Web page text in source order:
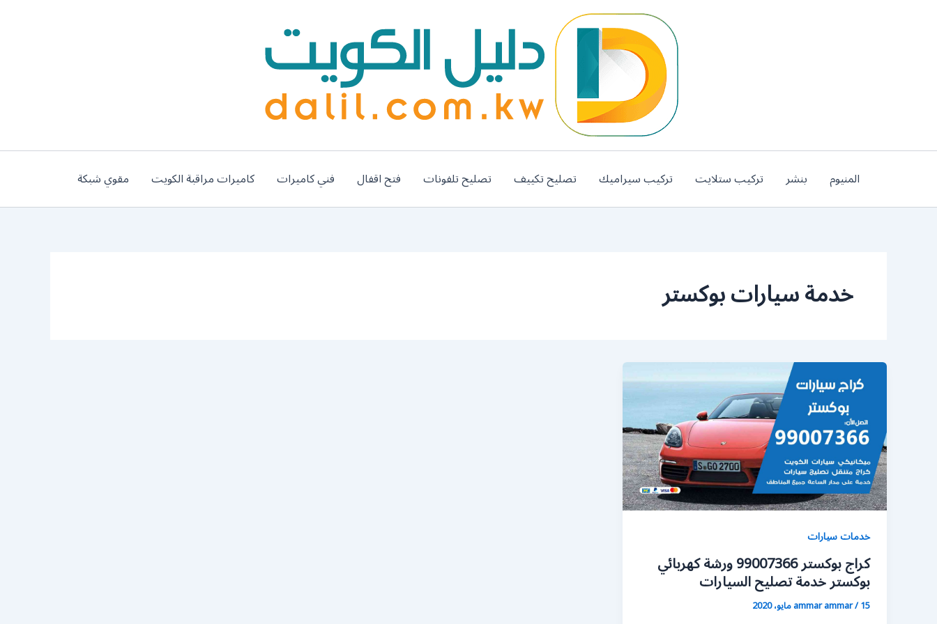
المنيوم بنشر تركيب ستلايت تركيب سيراميك تصليح تكييف تصليح تلفونات فتح اقفال فني كاميرات كاميرات مراقبة الكويت مقوي شبكة
خدمة سيارات بوكستر
خدمات سيارات
كراج بوكستر 99007366 ورشة كهربائي
بوكستر خدمة تصليح السيارات
ammar ammar/15 مايو، 2020